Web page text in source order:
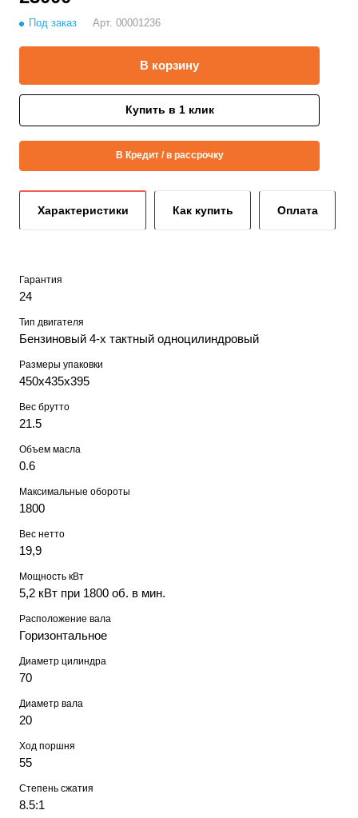
Под заказ Арт. 00001236
В корзину
Купить в 1 клик
В Кредит / в рассрочку
Характеристики Как купить Оплата
Гарантия
24
Тип двигателя
Бензиновый 4-х тактный одноцилиндровый
Размеры упаковки
450х435х395
Вес брутто
21.5
Объем масла
0.6
Максимальные обороты
1800
Вес нетто
19,9
Мощность кВт
5,2 кВт при 1800 об. в мин.
Расположение вала
Горизонтальное
Диаметр цилиндра
70
Диаметр вала
20
Ход поршня
55
Степень сжатия
8.5:1